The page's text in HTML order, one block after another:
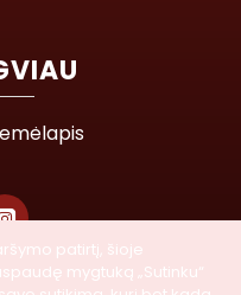
patirtį, šioje
mygtuką „Sutinku“
teisės saugomos